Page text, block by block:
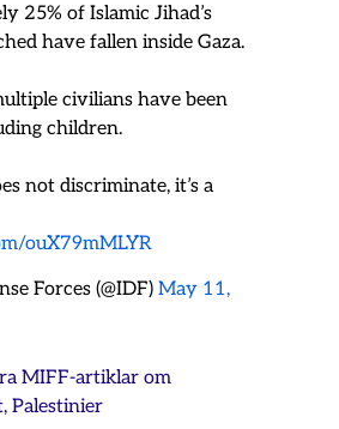
25% of Islamic Jihad’s
have fallen inside Gaza.
civilians have been
children.
not discriminate, it’s a
ouX79mMLYR
Forces (@IDF)May 11,
MIFF-artiklar om
, Palestinier